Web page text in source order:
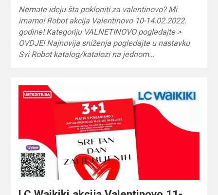
Nemate ideju šta pokloniti za valentinovo? Mi
imamo! Robot akcija Valentinovo 10-14.02.2022.
godine! Kategoriju VALNETINOVO pogledajte >
OVDJE! Najnovija sniženja pogledajte u nastavku
Svi Robot katalog/katalozi na jednom…